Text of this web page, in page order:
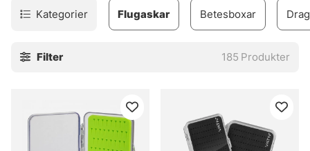
produkter från kända märken som A.Jensen, C&F Design,
Loon, Orvis, Simms och många fler.
Kategorier Betesboxar
Flugaskar
Filter 185 Produkter